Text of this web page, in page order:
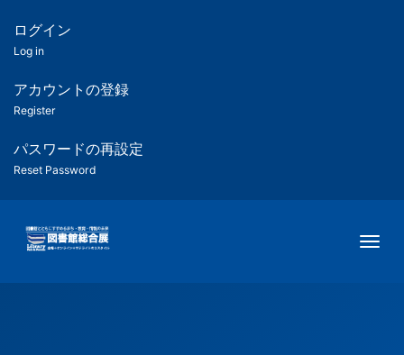
ツ
匿
名
ユ
ー
ー
用
メ
ログイン
Log in
アカウントの登録
Register
パスワードの再設定
Reset Password